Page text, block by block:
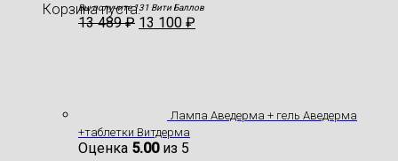
Корзина пуста.
Вы получите 131 Вити Баллов
13 489₽ 13 100 ₽
Лампа Аведерма + гель Аведерма
+таблетки Витдерма
Оценка 5.00из 5